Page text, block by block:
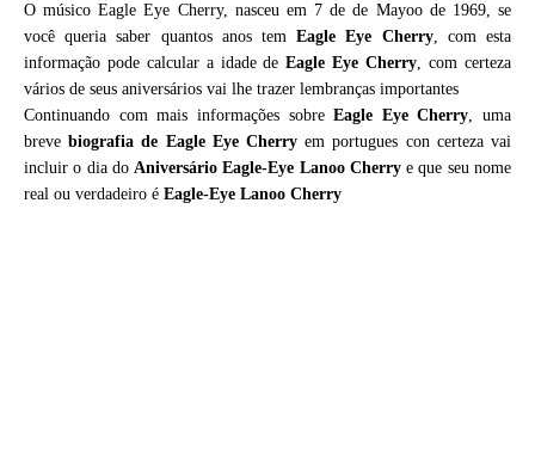
O músico Eagle Eye Cherry, nasceu em 7 de de Mayoo de 1969, se
você queria saber quantos anos temEagle Eye Cherry, com esta
informação pode calcular a idade deEagle Eye Cherry, com certeza
vários de seus aniversários vai lhe trazer lembranças importantes
Continuando com mais informações sobreEagle Eye Cherry, uma
brevebiografia de Eagle Eye Cherry em portugues con certeza vai
incluir o dia doAniversário Eagle-Eye Lanoo Cherrye que seu nome
real ou verdadeiro é Eagle-Eye Lanoo Cherry